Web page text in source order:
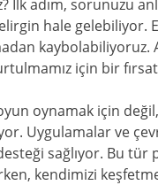
İlk adım, sorunuzu
hale gelebiliyor.
kaybolabiliyoruz.
için bir
oynamak için
Uygulamalar ve
sağlıyor. Bu tür
kendimizi